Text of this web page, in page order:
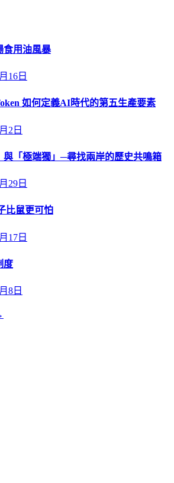
食用油風暴
16日
如何定義AI時代的第五生產要素
2日
與「極端獨」─尋找兩岸的歷史共鳴箱
29日
比鼠更可怕
17日
度
8日